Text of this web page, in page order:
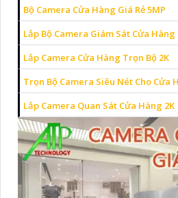
Bộ Camera Cửa Hàng Giá Rẻ 5MP
Lắp Bộ Camera Giám Sát Cửa Hàng
Lắp Camera Cửa Hàng Trọn Bộ 2K
Trọn Bộ Camera Siêu Nét Cho Cửa
Lắp Camera Quan Sát Cửa Hàng 2K